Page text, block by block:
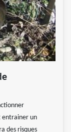
entrainer un
des risques